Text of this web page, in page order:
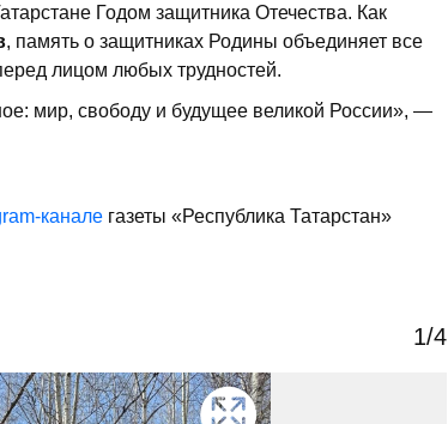
Годом защитника Отечества. Как
, память о защитниках Родины объединяет все
лицом любых трудностей.
мир, свободу и будущее великой России», —
канале газеты «Республика Татарстан»
1/4